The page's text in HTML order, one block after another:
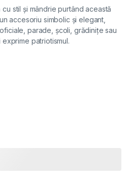
stil și mândrie purtând această
, un accesoriu simbolic și elegant,
parade, școli, grădinițe sau
patriotismul.